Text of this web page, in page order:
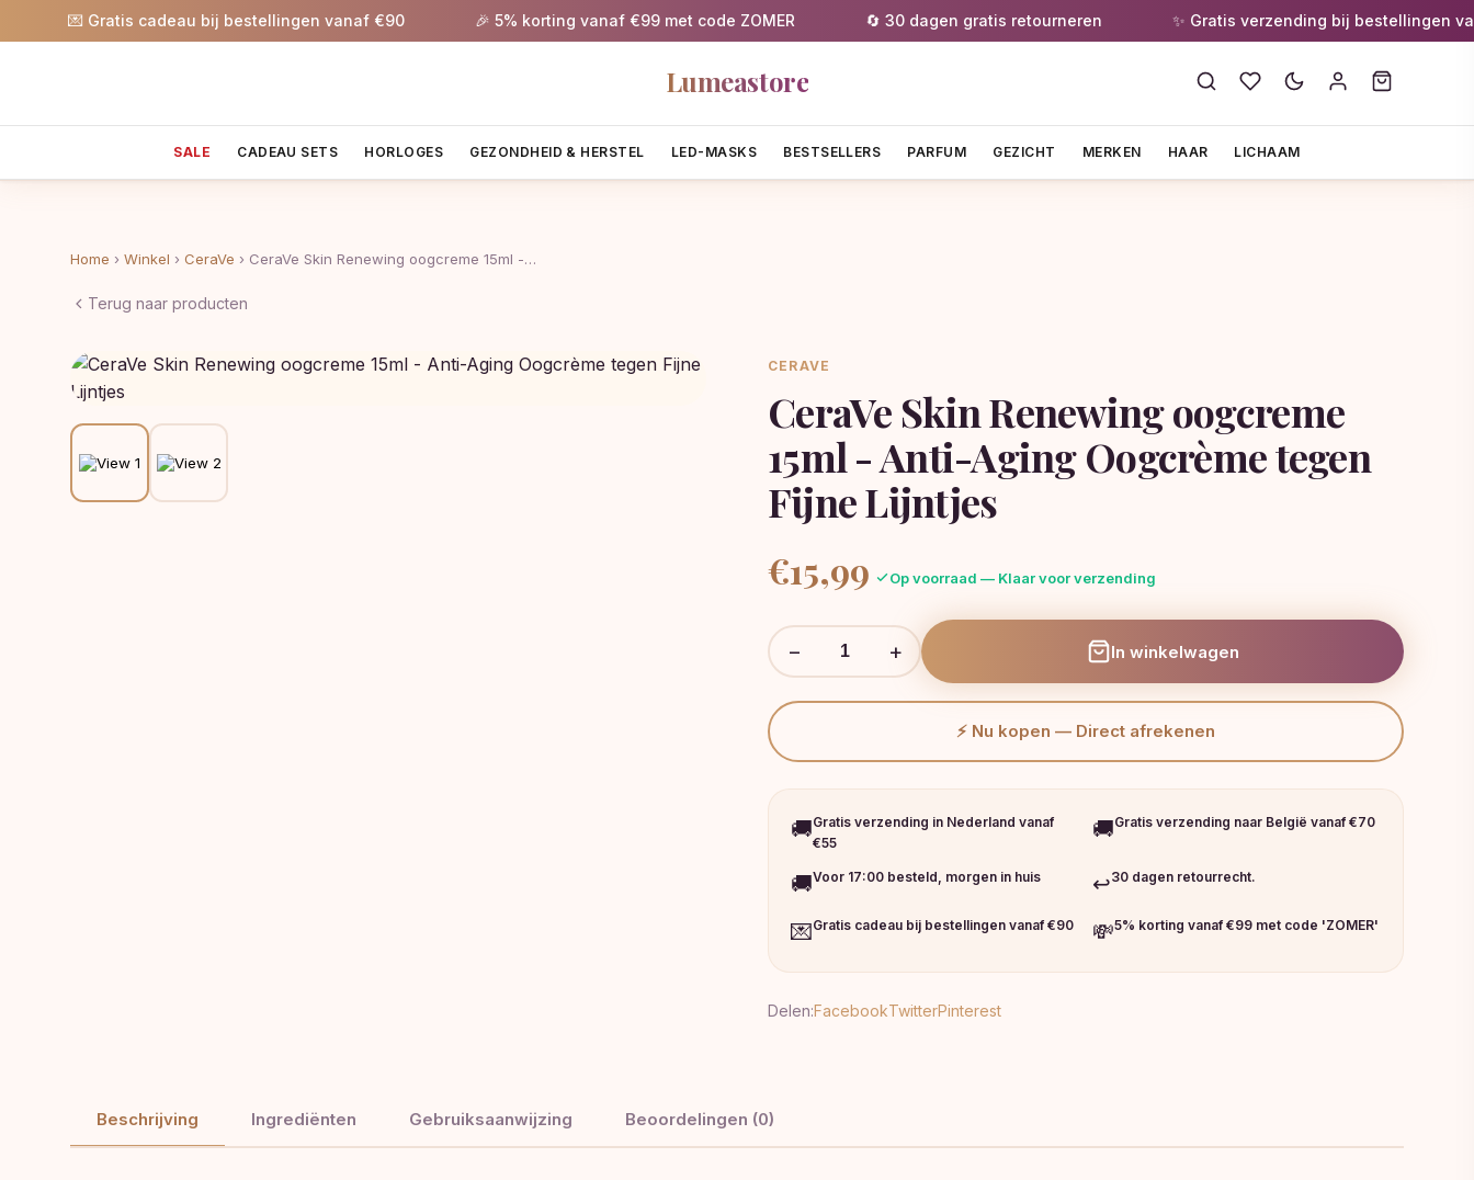
💌 Gratis cadeau bij bestellingen vanaf €90 🎉 5% korting vanaf €99 met code ZOMER 🔄 30 dagen gratis retourneren ✨ Gratis verzending bij bestellingen vanaf
Lumeastore
SALE CADEAU SETS HORLOGES GEZONDHEID & HERSTEL LED-MASKS BESTSELLERS PARFUM GEZICHT MERKEN HAAR LICHAAM
Home › Winkel › CeraVe › CeraVe Skin Renewing oogcreme 15ml -…
Terug naar producten
CERAVE
CeraVe Skin Renewing oogcreme
15ml - Anti-Aging Oogcrème tegen
Fijne Lijntjes
€15,99 Op voorraad — Klaar voor verzending
− + In winkelwagen
⚡ Nu kopen — Direct afrekenen
🚚Gratis verzending in Nederland vanaf
€55
🚚Gratis verzending naar België vanaf €70
🚚Voor 17:00 besteld, morgen in huis ↩️30 dagen retourrecht.
💌Gratis cadeau bij bestellingen vanaf €90 💸5% korting vanaf €99 met code 'ZOMER'
Delen:FacebookTwitterPinterest
Beschrijving Ingrediënten Gebruiksaanwijzing Beoordelingen (0)